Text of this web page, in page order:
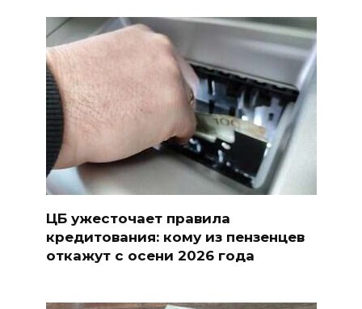
ЦБ ужесточает правила
кредитования: кому из пензенцев
откажут с осени 2026 года